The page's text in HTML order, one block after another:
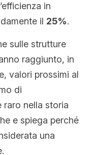
in
il 25%.
sulle strutture
raggiunto, in
di
raro nella storia
e spiega perché
una